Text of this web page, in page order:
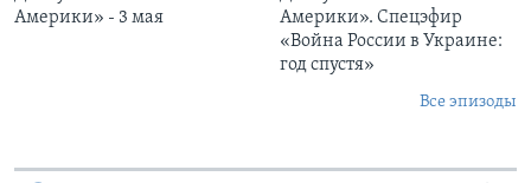
Америки» - 3 мая
Америки». Спецэфир
«Война России в Украине:
год спустя»
Все эпизоды